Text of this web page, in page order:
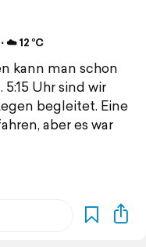
☁️ 12 °C
kann man schon
Uhr sind wir
begleitet. Eine
aber es war